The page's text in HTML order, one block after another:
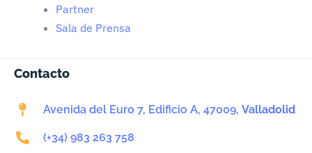
Partner
Sala de Prensa
Contacto
Avenida del Euro 7, Edificio A, 47009, Valladolid
(+34) 983 263 758